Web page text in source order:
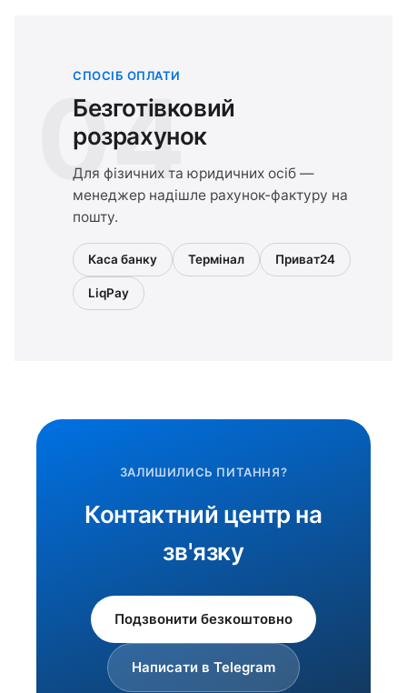
04
СПОСІБ ОПЛАТИ
Безготівковий
розрахунок
Для фізичних та юридичних осіб —
менеджер надішле рахунок-фактуру на
пошту.
Каса банку Термінал Приват24
LiqPay
ЗАЛИШИЛИСЬ ПИТАННЯ?
Контактний центр на
зв'язку
Подзвонити безкоштовно
Написати в Telegram